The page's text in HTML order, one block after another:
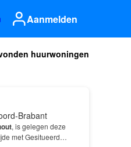
Aanmelden
huurwoningen
Brabant
, is gelegen deze
met Gesitueerd